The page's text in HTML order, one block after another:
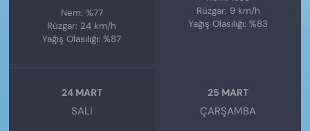
Nem: %77
Rüzgar: 24 km/h
Yağış Olasılığı: %87
Rüzgar: 9 km/h
Yağış Olasılığı: %83
24 MART
SALI
25 MART
ÇARŞAMBA